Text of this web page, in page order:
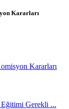
Kararları
Kararları
Eğitimi Gerekli ...